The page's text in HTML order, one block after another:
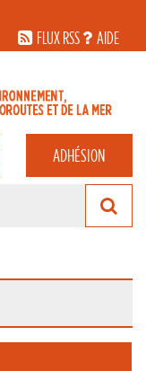
FLUX RSS
AIDE
ADHÉSION